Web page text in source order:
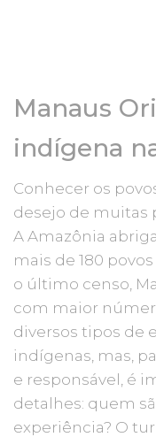
Manaus
indígena
Conhecer os
desejo de muitas
A Amazônia
mais de 180
o último censo,
com maior
diversos tipos de
indígenas, mas,
e responsável, é
detalhes: quem
experiência? O